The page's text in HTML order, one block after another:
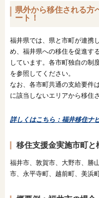
県外から移住される方
ート！
福井県では、県と市町が連携
め、福井県への移住を促進す
しています。各市町独自の制
を参照してください。
なお、各市町共通の支給要件
に該当しないエリアから移住
詳しくはこちら：福井移住ナ
移住支援金実施市町と
福井市、敦賀市、大野市、勝
市、永平寺町、越前町、美浜